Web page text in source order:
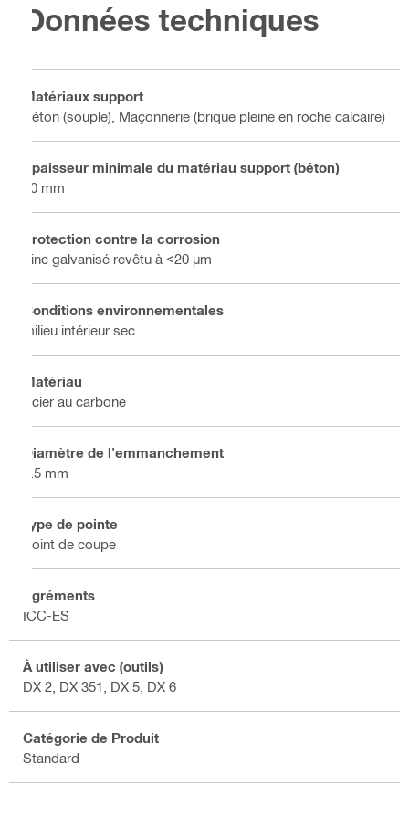
Données techniques
Matériaux support
Béton (souple), Maçonnerie (brique pleine en roche calcaire)
Épaisseur minimale du matériau support (béton)
80 mm
Protection contre la corrosion
Zinc galvanisé revêtu à <20 µm
Conditions environnementales
milieu intérieur sec
Matériau
Acier au carbone
Diamètre de l'emmanchement
3.5 mm
Type de pointe
Point de coupe
Agréments
ICC-ES
À utiliser avec (outils)
DX 2, DX 351, DX 5, DX 6
Catégorie de Produit
Standard